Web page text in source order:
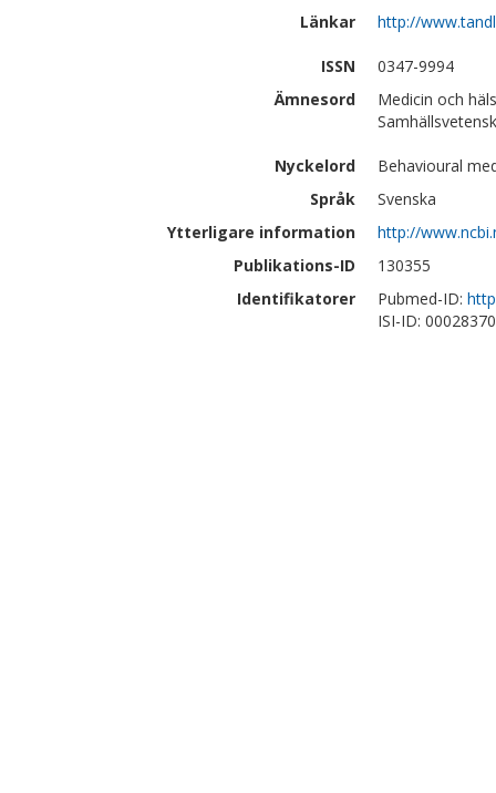
Länkar
http://
ISSN
0347-9994
Ämnesord
Medicin och
Nyckelord
Behavioural
Språk
Svenska
Ytterligare information
http://
Publikations-ID
130355
Identifikatorer
Pubmed-ID:
ISI-ID: